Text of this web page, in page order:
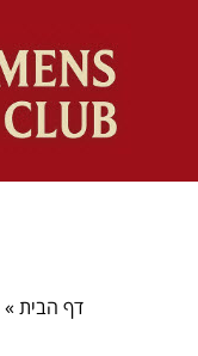
דף הבית»